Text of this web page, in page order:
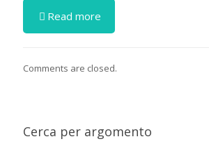
Read more
Comments are closed.
Cerca per argomento